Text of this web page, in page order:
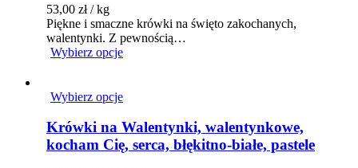
53,00 zł / kg
Piękne i smaczne krówki na święto zakochanych,
walentynki. Z pewnością…
Wybierz opcje
Wybierz opcje
Krówki na Walentynki, walentynkowe,
kocham Cię, serca, błękitno-białe, pastele